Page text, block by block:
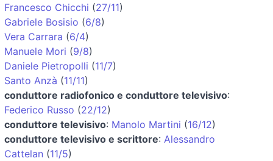
Francesco Chicchi (27/11)
Gabriele Bosisio (6/8)
Vera Carrara (6/4)
Manuele Mori (9/8)
Daniele Pietropolli (11/7)
Santo Anzà (11/11)
conduttore radiofonico e conduttore televisivo:
Federico Russo (22/12)
conduttore televisivo: Manolo Martini (16/12)
conduttore televisivo e scrittore: Alessandro
Cattelan (11/5)